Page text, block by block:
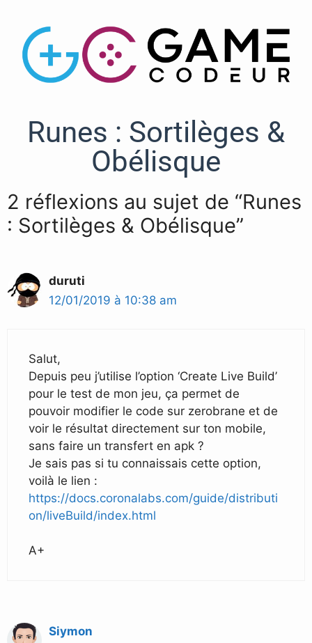
Runes : Sortilèges &
Obélisque
2 réflexions au sujet de “Runes
: Sortilèges & Obélisque”
duruti
12/01/2019 à 10:38 am
Salut,
Depuis peu j’utilise l’option ‘Create Live Build’
pour le test de mon jeu, ça permet de
pouvoir modifier le code sur zerobrane et de
voir le résultat directement sur ton mobile,
sans faire un transfert en apk ?
Je sais pas si tu connaissais cette option,
voilà le lien :
https://docs.coronalabs.com/guide/distributi
on/liveBuild/index.html
A+
Siymon